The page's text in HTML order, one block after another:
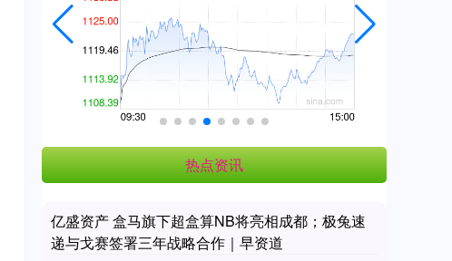
热点资讯
亿盛资产 盒马旗下超盒算NB将亮相成都；极兔速
递与戈赛签署三年战略合作｜早资道